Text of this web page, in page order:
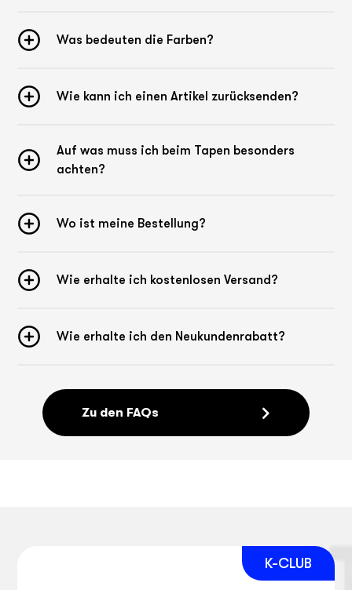
Was bedeuten die Farben?
Wie kann ich einen Artikel zurücksenden?
Auf was muss ich beim Tapen besonders
achten?
Wo ist meine Bestellung?
Wie erhalte ich kostenlosen Versand?
Wie erhalte ich den Neukundenrabatt?
Zu den FAQs